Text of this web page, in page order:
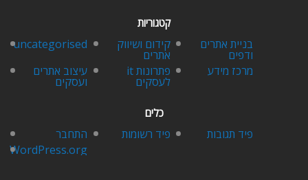
קטגוריות
uncategorised קידום ושיווק
אתרים
בניית אתרים
ודפים
עיצוב אתרים
ועסקים
פתרונות it
לעסקים
מרכז מידע
כלים
התחבר פיד רשומות
פיד תגובות
WordPress.org